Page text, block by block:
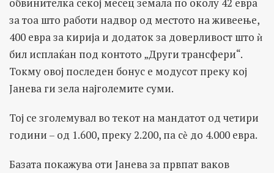
за тоа што работи надвор од местото на живеење,
400 евра за кирија и додаток за доверливост што ѝ
бил исплаќан под контото „Други трансфери“.
Токму овој последен бонус е модусот преку кој
Јанева ги зела најголемите суми.
Тој се зголемувал во текот на мандатот од четири
години – од 1.600, преку 2.200, па сѐ до 4.000 евра.
Базата покажува оти Јанева за првпат ваков